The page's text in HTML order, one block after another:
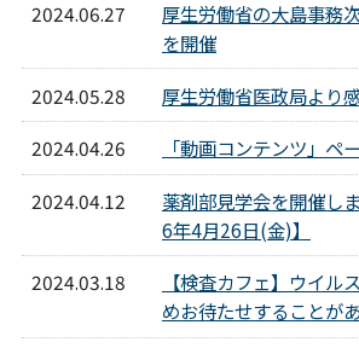
2024.06.27
厚生労働省の大島事務
を開催
2024.05.28
厚生労働省医政局より
2024.04.26
「動画コンテンツ」ペ
2024.04.12
薬剤部見学会を開催し
6年4月26日(金)】
2024.03.18
【検査カフェ】ウイル
めお待たせすることが